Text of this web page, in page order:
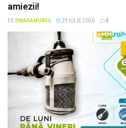
amiezii!
DE EMARAMUREȘ 29 IULIE 2026 0